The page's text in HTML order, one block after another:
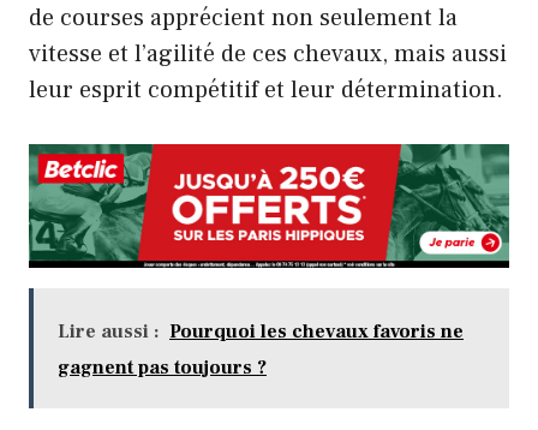
de courses apprécient non seulement la
vitesse et l’agilité de ces chevaux, mais aussi
leur esprit compétitif et leur détermination.
Lire aussi : Pourquoi les chevaux favoris ne
gagnent pas toujours ?